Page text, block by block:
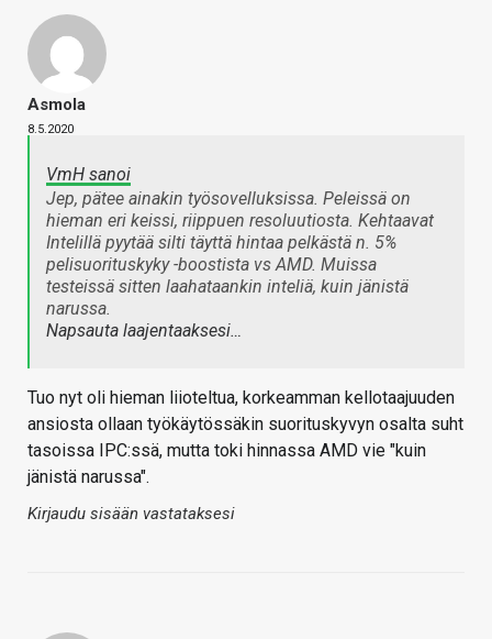
Asmola
8.5.2020
VmH sanoi
Jep, pätee ainakin työsovelluksissa. Peleissä on
hieman eri keissi, riippuen resoluutiosta. Kehtaavat
Intelillä pyytää silti täyttä hintaa pelkästä n. 5%
pelisuorituskyky -boostista vs AMD. Muissa
testeissä sitten laahataankin inteliä, kuin jänistä
narussa.
Napsauta laajentaaksesi…
Tuo nyt oli hieman liioteltua, korkeamman kellotaajuuden
ansiosta ollaan työkäytössäkin suorituskyvyn osalta suht
tasoissa IPC:ssä, mutta toki hinnassa AMD vie "kuin
jänistä narussa".
Kirjaudu sisään vastataksesi